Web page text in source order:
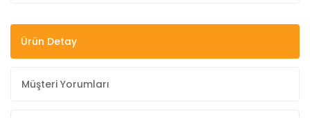
Ürün Detay
Müşteri Yorumları